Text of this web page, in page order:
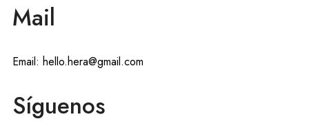
Mail
Email: hello.hera@gmail.com
Síguenos